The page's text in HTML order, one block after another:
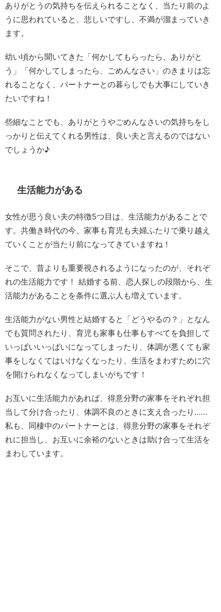
ありがとうの気持ちを伝えられることなく、当たり前のよ
うに思われていると、悲しいですし、不満が溜まっていき
ます。
幼い頃から聞いてきた「何かしてもらったら、ありがと
う」「何かしてしまったら、ごめんなさい」のきまりは忘
れることなく、パートナーとの暮らしでも大事にしていき
たいですね！
些細なことでも、ありがとうやごめんなさいの気持ちをし
っかりと伝えてくれる男性は、良い夫と言えるのではない
でしょうか♪
生活能力がある
女性が思う良い夫の特徴5つ目は、生活能力があることで
す。共働き時代の今、家事も育児も夫婦ふたりで乗り越え
ていくことが当たり前になってきていますね！
そこで、昔よりも重要視されるようになったのが、それぞ
れの生活能力です！ 結婚する前、恋人探しの段階から、生
活能力があることを条件に選ぶ人も増えています。
生活能力がない男性と結婚すると「どうやるの？」となん
でも質問されたり、育児も家事も仕事もすべてを負担して
いっぱいいっぱいになってしまったり、体調が悪くても家
事をしなくてはいけなくなったり、生活をまわすために穴
を開けられなくなってしまいがちです！
お互いに生活能力があれば、得意分野の家事をそれぞれ担
当して分け合ったり、体調不良のときに支え合ったり……
私も、同棲中のパートナーとは、得意分野の家事をそれぞ
れに担当し、お互いに余裕のないときは助け合って生活を
まわしています。